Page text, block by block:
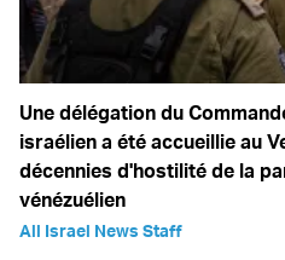
Une délégation du
israélien a été accueillie au
décennies d'hostilité de la
vénézuélien
All Israel News Staff